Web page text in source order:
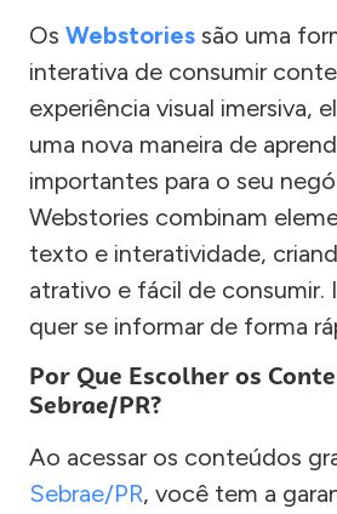
Os Webstories são uma
interativa de consumir
experiência visual imersiva,
uma nova maneira de
importantes para o seu
Webstories combinam
texto e interatividade,
atrativo e fácil de consumir.
quer se informar de forma
Por Que Escolher os
Sebrae/PR?
Ao acessar os conteúdos
Sebrae/PR, você tem a